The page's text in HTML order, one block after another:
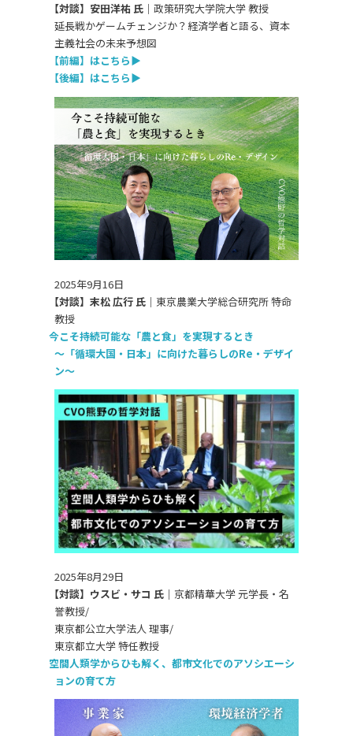
【対談】安田洋祐 氏｜政策研究大学院大学 教授
延長戦かゲームチェンジか？ 経済学者と語る、資本
主義社会の未来予想図
【前編】はこちら▶
【後編】はこちら▶
2025年9月16日
【対談】末松 広行 氏｜ 東京農業大学総合研究所 特命
教授
今こそ持続可能な「農と食」を実現するとき
〜「循環大国・日本」に向けた暮らしのRe・デザイ
ン〜
2025年8月29日
【対談】ウスビ・サコ 氏｜ 京都精華大学 元学長・名
誉教授/
東京都公立大学法人 理事/
東京都立大学 特任教授
空間人類学からひも解く、都市文化でのアソシエーシ
ョンの育て方